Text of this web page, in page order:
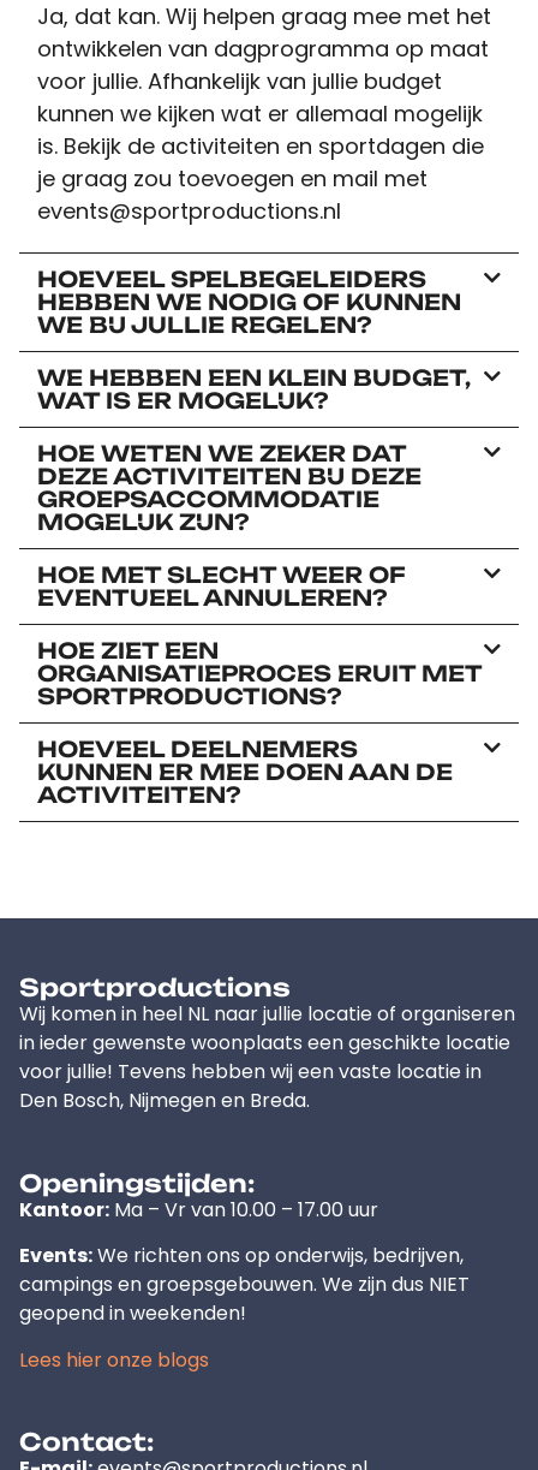
Ja, dat kan. Wij helpen graag mee met het
ontwikkelen van dagprogramma op maat
voor jullie. Afhankelijk van jullie budget
kunnen we kijken wat er allemaal mogelijk
is. Bekijk de activiteiten en sportdagen die
je graag zou toevoegen en mail met
events@sportproductions.nl
HOEVEEL SPELBEGELEIDERS
HEBBEN WE NODIG OF KUNNEN
WE BIJ JULLIE REGELEN?
WE HEBBEN EEN KLEIN BUDGET,
WAT IS ER MOGELIJK?
HOE WETEN WE ZEKER DAT
DEZE ACTIVITEITEN BIJ DEZE
GROEPSACCOMMODATIE
MOGELIJK ZIJN?
HOE MET SLECHT WEER OF
EVENTUEEL ANNULEREN?
HOE ZIET EEN
ORGANISATIEPROCES ERUIT MET
SPORTPRODUCTIONS?
HOEVEEL DEELNEMERS
KUNNEN ER MEE DOEN AAN DE
ACTIVITEITEN?
Sportproductions
Wij komen in heel NL naar jullie locatie of organiseren
in ieder gewenste woonplaats een geschikte locatie
voor jullie! Tevens hebben wij een vaste locatie in
Den Bosch, Nijmegen en Breda.
Openingstijden:
Kantoor: Ma – Vr van 10.00 – 17.00 uur
Events:We richten ons op onderwijs, bedrijven,
campings en groepsgebouwen. We zijn dus NIET
geopend in weekenden!
Lees hier onze blogs
Contact: